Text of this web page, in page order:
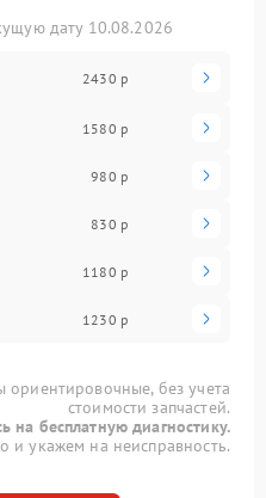
дату 10.08.2026
2430 р
1580 р
980 р
830 р
1180 р
1230 р
ориентировочные, без учета
стоимости запчастей.
на бесплатную диагностику.
и укажем на неисправность.